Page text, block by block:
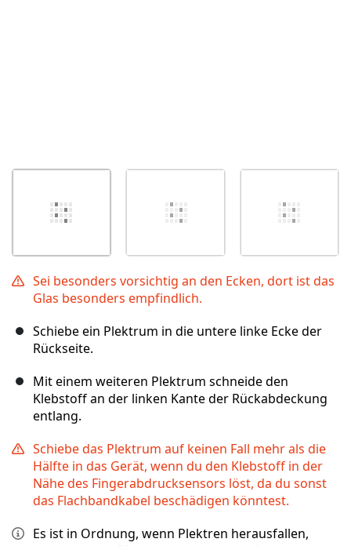
Sei besonders vorsichtig an den Ecken, dort ist das
Glas besonders empfindlich.
Schiebe ein Plektrum in die untere linke Ecke der
Rückseite.
Mit einem weiteren Plektrum schneide den
Klebstoff an der linken Kante der Rückabdeckung
entlang.
Schiebe das Plektrum auf keinen Fall mehr als die
Hälfte in das Gerät, wenn du den Klebstoff in der
Nähe des Fingerabdrucksensors löst, da du sonst
das Flachbandkabel beschädigen könntest.
Es ist in Ordnung, wenn Plektren herausfallen,